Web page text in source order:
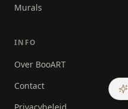
Murals
INFO
Over BooART
Contact